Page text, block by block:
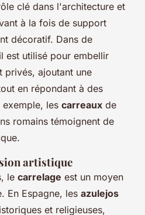
clé dans l'architecture et
à la fois de support
décoratif. Dans de
est utilisé pour embellir
privés, ajoutant une
en répondant à des
exemple, les carreaux de
romains témoignent de
artistique
le carrelage est un moyen
En Espagne, les azulejos
et religieuses,